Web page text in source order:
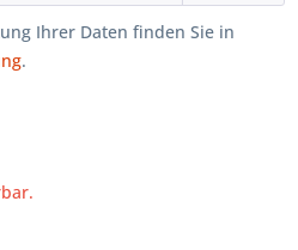
Ihrer Daten finden Sie in
.